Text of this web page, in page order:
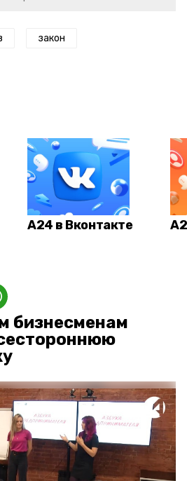
закон
А24 в Вконтакте
бизнесменам